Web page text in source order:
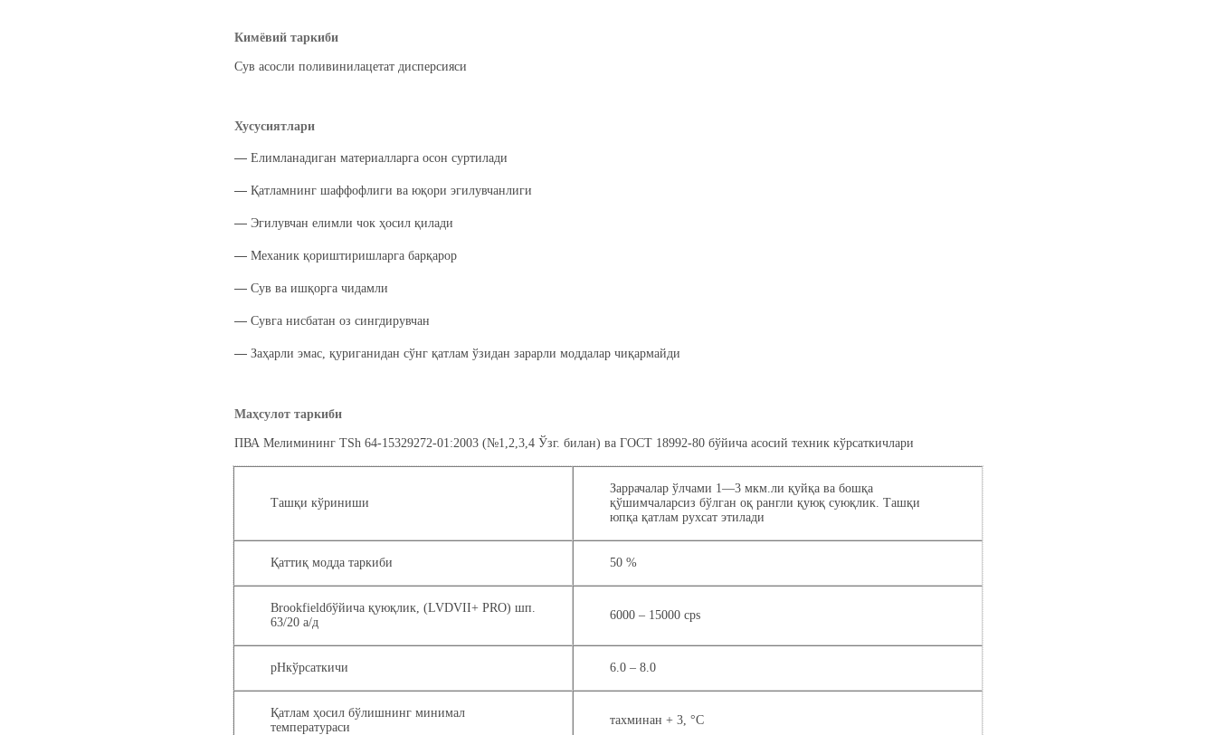
Кимёвий таркиби
Сув асосли поливинилацетат дисперсияси
Хусусиятлари
― Елимланадиган материалларга осон суртилади
― Қатламнинг шаффофлиги ва юқори эгилувчанлиги
― Эгилувчан елимли чок ҳосил қилади
― Механик қориштиришларга барқарор
― Сув ва ишқорга чидамли
― Сувга нисбатан оз сингдирувчан
― Заҳарли эмас, қуриганидан сўнг қатлам ўзидан зарарли моддалар чиқармайди
Маҳсулот таркиби
ПВА Мелимининг TSh 64-15329272-01:2003 (№1,2,3,4 Ўзг. билан) ва ГОСТ 18992-80 бўйича асосий техник кўрсаткичлари
Ташқи кўриниши
Заррачалар ўлчами 1—3 мкм.ли қуйқа ва бошқа
қўшимчаларсиз бўлган оқ рангли қуюқ суюқлик. Ташқи
юпқа қатлам рухсат этилади
Қаттиқ модда таркиби 50 %
Brookfieldбўйича қуюқлик, (LVDVII+ PRO) шп.
63/20 а/д
6000 – 15000 cps
pHкўрсаткичи 6.0 – 8.0
Қатлам ҳосил бўлишнинг минимал
температураси
тахминан + 3, °С